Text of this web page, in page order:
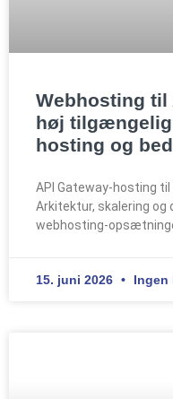
Webhosting til
høj
hosting og
API Gateway-hosting
Arkitektur, skalering
webhosting-
15. juni 2026 Ingen